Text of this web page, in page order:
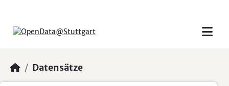
Datensätze